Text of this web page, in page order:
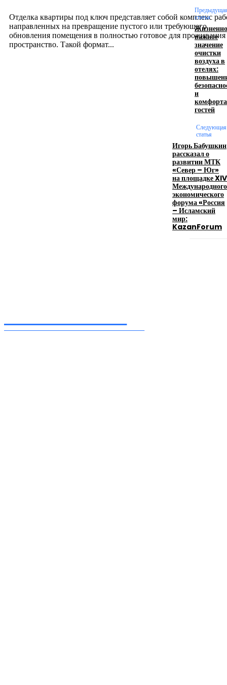
Отделка квартиры под ключ представляет собой комплекс
направленных на превращение пустого или требующего
обновления помещения в полностью готовое для проживания
пространство. Такой формат...
логотипом: эффективный инструмент бренда
Девушка в бокале: легендарный номер бурлеска
искусство эффектного представления
статья
Жизненно
важное
значение
очистки
воздуха в
отелях:
и
комфорта
гостей
Следующая
статья
Игорь Бабушкин
рассказал о
развитии МТК
«Север – Юг»
на площадке XIV
Международного
экономического
форума «Россия
– Исламский
мир:
KazanForum